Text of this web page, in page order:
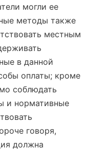
могли ее
методы также
местным
в данной
оплаты; кроме
соблюдать
и нормативные
говоря,
должна